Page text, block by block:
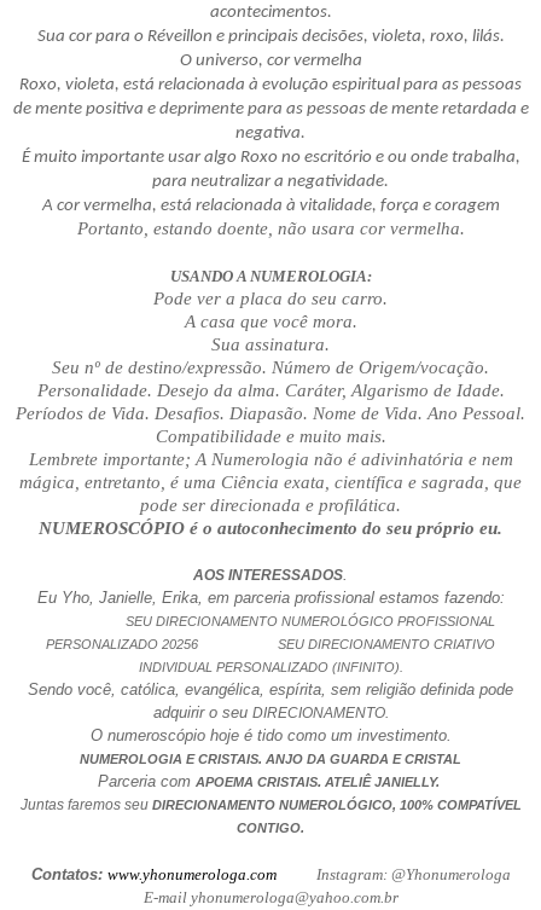
acontecimentos.
Sua cor para o Réveillon e principais decisões, violeta, roxo, lilás.
O universo, cor vermelha
Roxo, violeta, está relacionada à evolução espiritual para as pessoas
de mente positiva e deprimente para as pessoas de mente retardada e
negativa.
É muito importante usar algo Roxo no escritório e ou onde trabalha,
para neutralizar a negatividade.
A cor vermelha, está relacionada à vitalidade, força e coragem
Portanto, estando doente, não usara cor vermelha.
USANDO A NUMEROLOGIA:
Pode ver a placa do seu carro.
A casa que você mora.
Sua assinatura.
Seu nº de destino/expressão. Número de Origem/vocação.
Personalidade. Desejo da alma. Caráter, Algarismo de Idade.
Períodos de Vida. Desafios. Diapasão. Nome de Vida. Ano Pessoal.
Compatibilidade e muito mais.
Lembrete importante; A Numerologia não é adivinhatória e nem
mágica, entretanto, é uma Ciência exata, científica e sagrada, que
pode ser direcionada e profilática.
NUMEROSCÓPIO é o autoconhecimento do seu próprio eu.
AOS INTERESSADOS.
Eu Yho, Janielle, Erika, em parceria profissional estamos fazendo:
SEU DIRECIONAMENTO NUMEROLÓGICO PROFISSIONAL
PERSONALIZADO 20256 SEU DIRECIONAMENTO CRIATIVO
INDIVIDUAL PERSONALIZADO (INFINITO).
Sendo você, católica, evangélica, espírita, sem religião definida pode
adquirir o seu DIRECIONAMENTO.
O numeroscópio hoje é tido como um investimento.
NUMEROLOGIA E CRISTAIS. ANJO DA GUARDA E CRISTAL
Parceria com APOEMA CRISTAIS. ATELIÊ JANIELLY.
Juntas faremos seu DIRECIONAMENTO NUMEROLÓGICO, 100% COMPATÍVEL
CONTIGO.
Contatos: www.yhonumerologa.comInstagram: @Yhonumerologa
E-mail yhonumerologa@yahoo.com.br